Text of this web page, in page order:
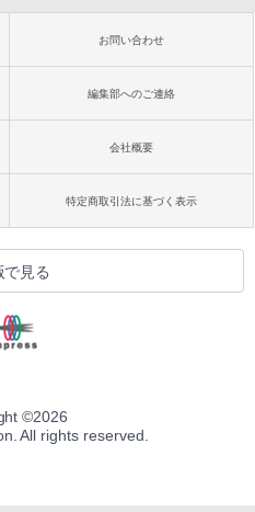
お問い合わせ
編集部へのご連絡
会社概要
特定商取引法に基づく表示
で見る
©2026
All rights reserved.